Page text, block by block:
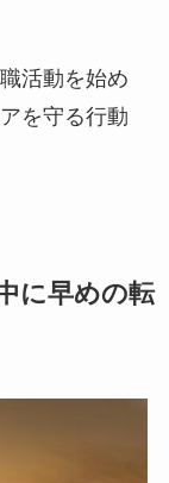
活動を始め
を守る行動
に早めの転